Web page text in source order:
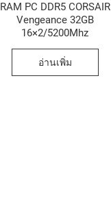
RAM PC DDR5 CORSAIR
Vengeance 32GB
16×2/5200Mhz
อ่านเพิ่ม